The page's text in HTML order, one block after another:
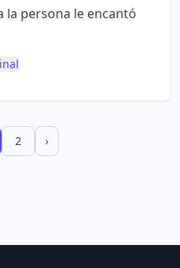
la persona le encantó
2 ›